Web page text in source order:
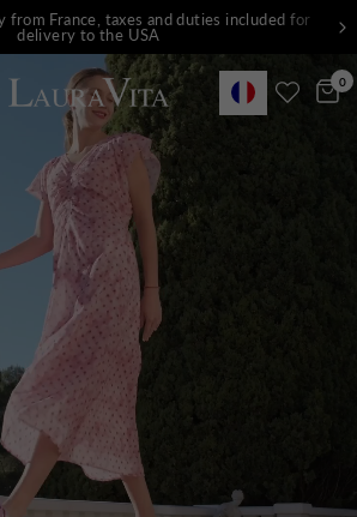
from France, taxes and duties included for
delivery to the USA
0